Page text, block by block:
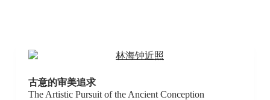
古意的审美追求
The Artistic Pursuit of the Ancient Conception